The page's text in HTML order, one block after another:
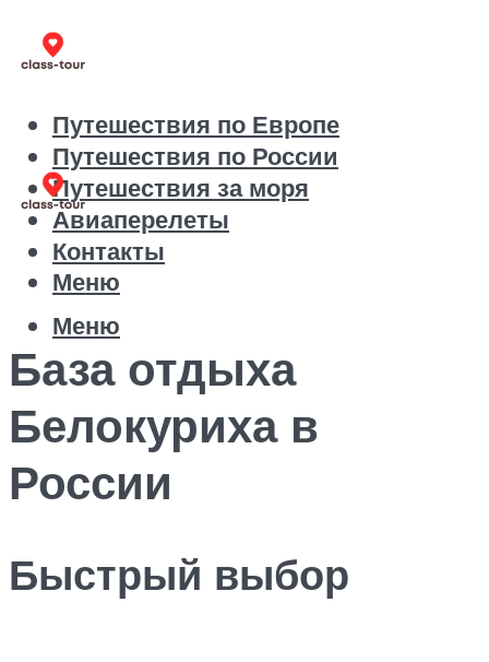
Путешествия по Европе
Путешествия по России
Путешествия за моря
Авиаперелеты
Контакты
Меню
Меню
База отдыха
Белокуриха в
России
Быстрый выбор